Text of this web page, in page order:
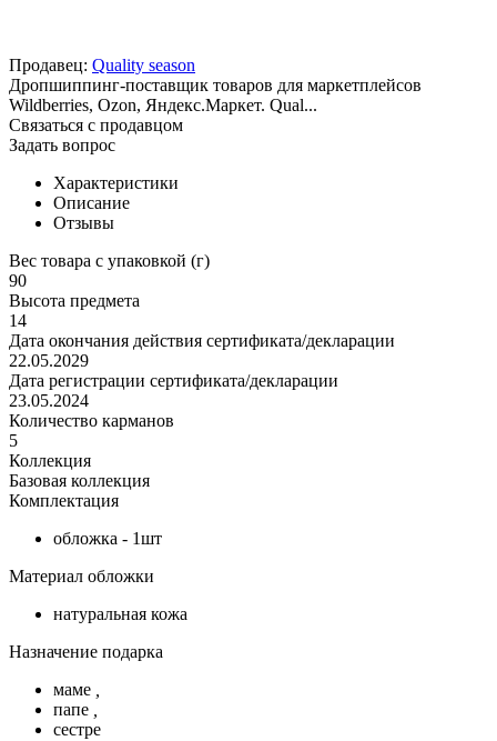
Продавец: Quality season
Дропшиппинг-поставщик товаров для маркетплейсов
Wildberries, Ozon, Яндекс.Маркет. Qual...
Связаться с продавцом
Задать вопрос
Характеристики
Описание
Отзывы
Вес товара с упаковкой (г)
90
Высота предмета
14
Дата окончания действия сертификата/декларации
22.05.2029
Дата регистрации сертификата/декларации
23.05.2024
Количество карманов
5
Коллекция
Базовая коллекция
Комплектация
обложка - 1шт
Материал обложки
натуральная кожа
Назначение подарка
маме
папе
сестре